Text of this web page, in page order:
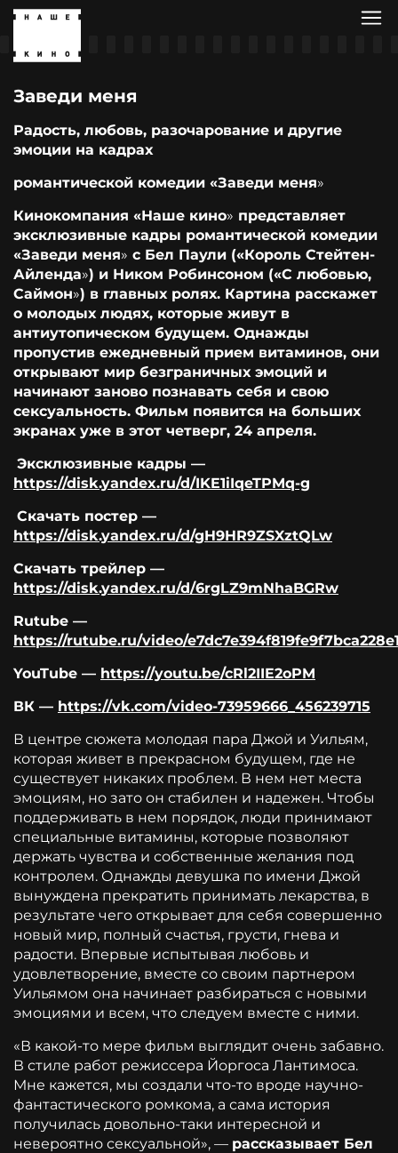
Заведи меня
Радость, любовь, разочарование и другие
эмоции на кадрах
романтической комедии «Заведи меня»
Кинокомпания «Наше кино» представляет
эксклюзивные кадры романтической комедии
«Заведи меня» с Бел Паули («Король Стейтен-
Айленда») и Ником Робинсоном («С любовью,
Саймон») в главных ролях. Картина расскажет
о молодых людях, которые живут в
антиутопическом будущем. Однажды
пропустив ежедневный прием витаминов, они
открывают мир безграничных эмоций и
начинают заново познавать себя и свою
сексуальность. Фильм появится на больших
экранах уже в этот четверг, 24 апреля.
Эксклюзивные кадры —
https://disk.yandex.ru/d/IKE1iIqeTPMq-g
Скачать постер —
https://disk.yandex.ru/d/gH9HR9ZSXztQLw
Скачать трейлер —
https://disk.yandex.ru/d/6rgLZ9mNhaBGRw
Rutube —
https://rutube.ru/video/
YouTube — https://youtu.be/cRl2IIE2oPM
ВК — https://vk.com/video-73959666_456239715
В центре сюжета молодая пара Джой и Уильям,
которая живет в прекрасном будущем, где не
существует никаких проблем. В нем нет места
эмоциям, но зато он стабилен и надежен. Чтобы
поддерживать в нем порядок, люди принимают
специальные витамины, которые позволяют
держать чувства и собственные желания под
контролем. Однажды девушка по имени Джой
вынуждена прекратить принимать лекарства, в
результате чего открывает для себя совершенно
новый мир, полный счастья, грусти, гнева и
радости. Впервые испытывая любовь и
удовлетворение, вместе со своим партнером
Уильямом она начинает разбираться с новыми
эмоциями и всем, что следуем вместе с ними.
«В какой-то мере фильм выглядит очень забавно.
В стиле работ режиссера Йоргоса Лантимоса.
Мне кажется, мы создали что-то вроде научно-
фантастического ромкома, а сама история
получилась довольно-таки интересной и
невероятно сексуальной», — рассказывает Бел